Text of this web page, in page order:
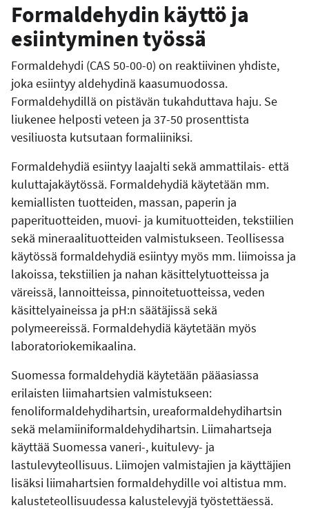
Formaldehydin käyttö ja
esiintyminen työssä
Formaldehydi (CAS 50-00-0) on reaktiivinen yhdiste,
joka esiintyy aldehydinä kaasumuodossa.
Formaldehydillä on pistävän tukahduttava haju. Se
liukenee helposti veteen ja 37-50 prosenttista
vesiliuosta kutsutaan formaliiniksi.
Formaldehydiä esiintyy laajalti sekä ammattilais- että
kuluttajakäytössä. Formaldehydiä käytetään mm.
kemiallisten tuotteiden, massan, paperin ja
paperituotteiden, muovi- ja kumituotteiden, tekstiilien
sekä mineraalituotteiden valmistukseen. Teollisessa
käytössä formaldehydiä esiintyy myös mm. liimoissa ja
lakoissa, tekstiilien ja nahan käsittelytuotteissa ja
väreissä, lannoitteissa, pinnoitetuotteissa, veden
käsittelyaineissa ja pH:n säätäjissä sekä
polymeereissä. Formaldehydiä käytetään myös
laboratoriokemikaalina.
Suomessa formaldehydiä käytetään pääasiassa
erilaisten liimahartsien valmistukseen:
fenoliformaldehydihartsin, ureaformaldehydihartsin
sekä melamiiniformaldehydihartsin. Liimahartseja
käyttää Suomessa vaneri-, kuitulevy- ja
lastulevyteollisuus. Liimojen valmistajien ja käyttäjien
lisäksi liimahartsien formaldehydille voi altistua mm.
kalusteteollisuudessa kalustelevyjä työstettäessä.